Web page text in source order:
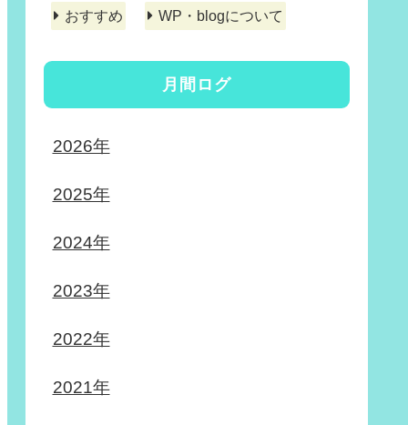
おすすめ WP・blogについて
月間ログ
2026年
2025年
2024年
2023年
2022年
2021年